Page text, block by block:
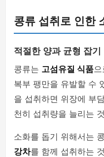
콩류 섭취로 인한
적절한 양과 균형 잡기
콩류는 고섬유질 식품
복부 팽만을 유발할 수
을 섭취하면 위장에 부
천히 섭취량을 늘리는
소화를 돕기 위해서는
강차를 함께 섭취하는